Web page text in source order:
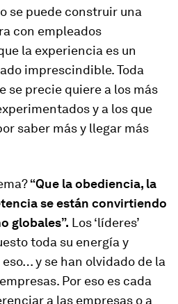
se puede construir una
con empleados
la experiencia es un
imprescindible. Toda
se precie quiere a los más
y a los que
saber más y llegar más
“Que la obediencia, la
se están convirtiendo
globales”. Los ‘líderes’
toda su energía y
y se han olvidado de la
Por eso es cada
a las empresas o a